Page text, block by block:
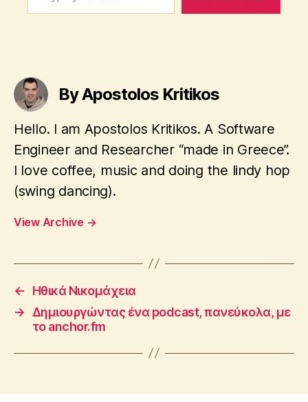
c
al
m
di
a,
e
b
t
By Apostolos Kritikos
Hello. I am Apostolos Kritikos. A Software
Engineer and Researcher “made in Greece”.
I love coffee, music and doing the lindy hop
(swing dancing).
View Archive →
←
Ηθικά Νικομάχεια
→
Δημιουργώντας ένα podcast, πανεύκολα, με
το anchor.fm